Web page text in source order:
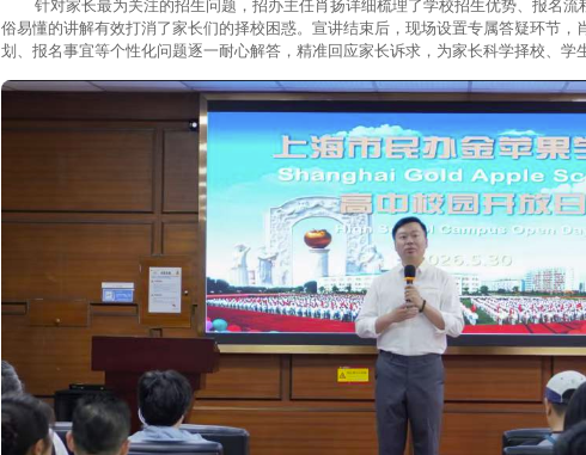
针对家长最为关注的招生问题，招办主任肖扬详细梳理了学校招生优势、报名流
俗易懂的讲解有效打消了家长们的择校困惑。宣讲结束后，现场设置专属答疑环节，
划、报名事宜等个性化问题逐一耐心解答，精准回应家长诉求，为家长科学择校、学